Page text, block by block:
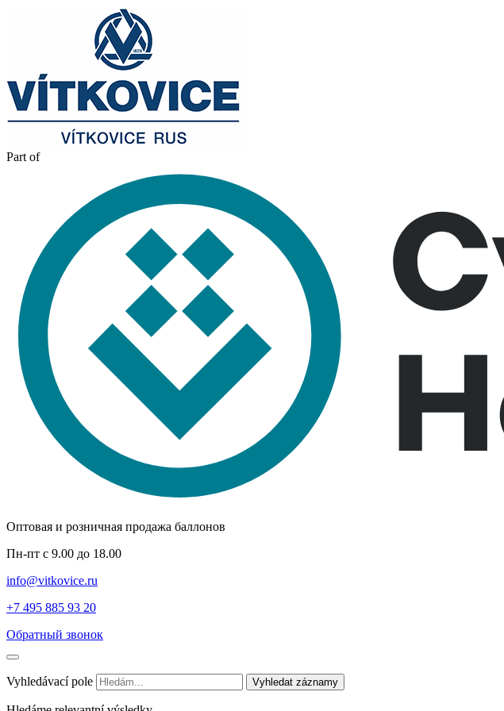
Part of
Оптовая и розничная продажа баллонов
Пн-пт с 9.00 до 18.00
info@vitkovice.ru
+7 495 885 93 20
Обратный звонок
Vyhledávací pole Vyhledat záznamy